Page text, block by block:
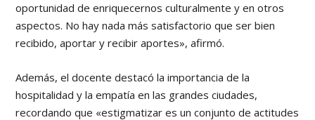
oportunidad de enriquecernos culturalmente y en otros
aspectos. No hay nada más satisfactorio que ser bien
recibido, aportar y recibir aportes», afirmó.
Además, el docente destacó la importancia de la
hospitalidad y la empatía en las grandes ciudades,
recordando que «estigmatizar es un conjunto de actitudes